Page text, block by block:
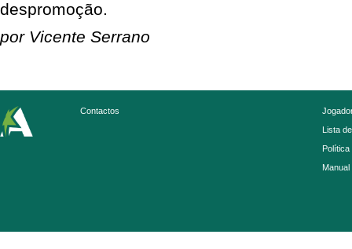
despromoção.
por Vicente Serrano
Contactos
Lista
Política